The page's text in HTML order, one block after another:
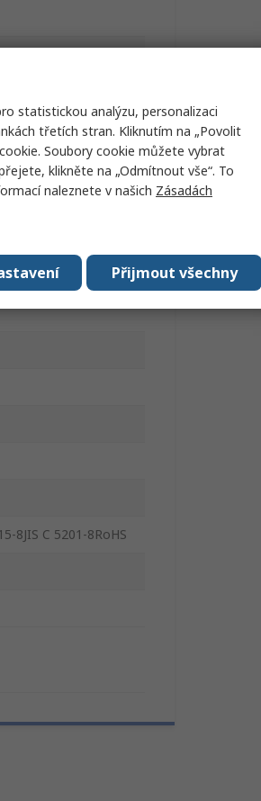
8JIS C 5201-8RoHS
statistickou analýzu, personalizaci
třetích stran. Kliknutím na „Povolit
Soubory cookie můžete vybrat
klikněte na „Odmítnout vše“. To
naleznete v našich Zásadách
Přijmout všechny